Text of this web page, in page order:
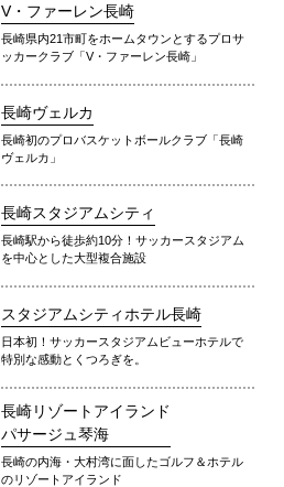
V・ファーレン長崎
長崎県内21市町をホームタウンとするプロサ
ッカークラブ「V・ファーレン長崎」
長崎ヴェルカ
長崎初のプロバスケットボールクラブ「長崎
ヴェルカ」
長崎スタジアムシティ
長崎駅から徒歩約10分！サッカースタジアム
を中心とした大型複合施設
スタジアムシティホテル長崎
日本初！サッカースタジアムビューホテルで
特別な感動とくつろぎを。
長崎リゾートアイランド
パサージュ琴海
長崎の内海・大村湾に面したゴルフ＆ホテル
のリゾートアイランド